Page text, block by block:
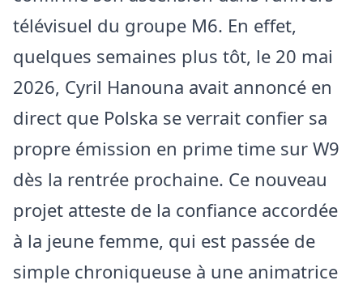
télévisuel du groupe M6. En effet,
quelques semaines plus tôt, le 20 mai
2026, Cyril Hanouna avait annoncé en
direct que Polska se verrait confier sa
propre émission en prime time sur W9
dès la rentrée prochaine. Ce nouveau
projet atteste de la confiance accordée
à la jeune femme, qui est passée de
simple chroniqueuse à une animatrice